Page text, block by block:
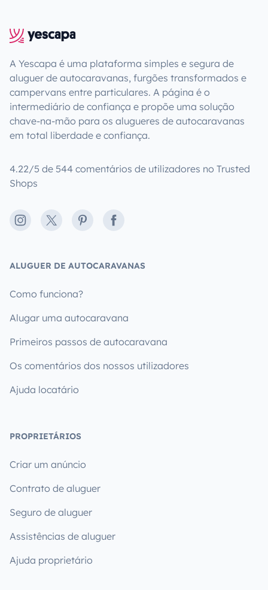
A Yescapa é uma plataforma simples e segura de
aluguer de autocaravanas, furgões transformados e
campervans entre particulares. A página é o
intermediário de confiança e propõe uma solução
chave-na-mão para os alugueres de autocaravanas
em total liberdade e confiança.
4.22/5 de 544 comentários de utilizadores no Trusted
Shops
Instagram
X PinterestFacebook
ALUGUER DE AUTOCARAVANAS
Como funciona?
Alugar uma autocaravana
Primeiros passos de autocaravana
Os comentários dos nossos utilizadores
Ajuda locatário
PROPRIETÁRIOS
Criar um anúncio
Contrato de aluguer
Seguro de aluguer
Assistências de aluguer
Ajuda proprietário